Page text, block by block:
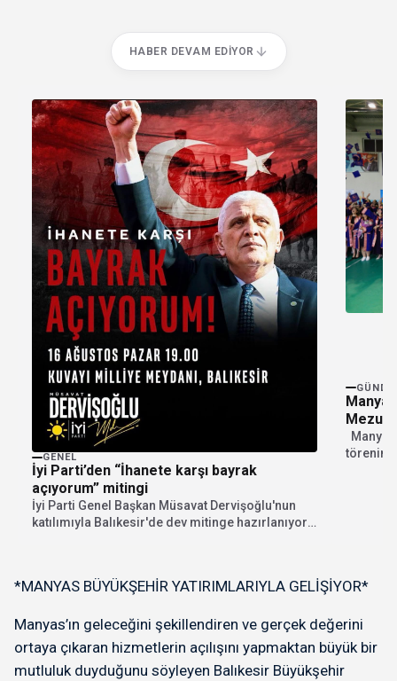
HABER DEVAM EDIYOR
GENEL
İyi Parti’den “İhanete karşı bayrak
açıyorum” mitingi
İyi Parti Genel Başkan Müsavat Dervişoğlu'nun
katılımıyla Balıkesir'de dev mitinge hazırlanıyor.
*MANYAS BÜYÜKŞEHİR YATIRIMLARIYLA GELİŞİYOR*
Manyas’ın geleceğini şekillendiren ve gerçek değerini
ortaya çıkaran hizmetlerin açılışını yapmaktan büyük bir
mutluluk duyduğunu söyleyen Balıkesir Büyükşehir